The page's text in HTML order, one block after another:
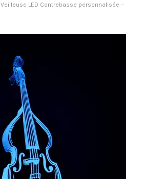
Veilleuse LED Contrebasse personnalisée –